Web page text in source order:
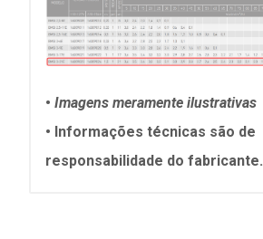
• Imagens meramente ilustrativas
• Informações técnicas são de
responsabilidade do fabricante.